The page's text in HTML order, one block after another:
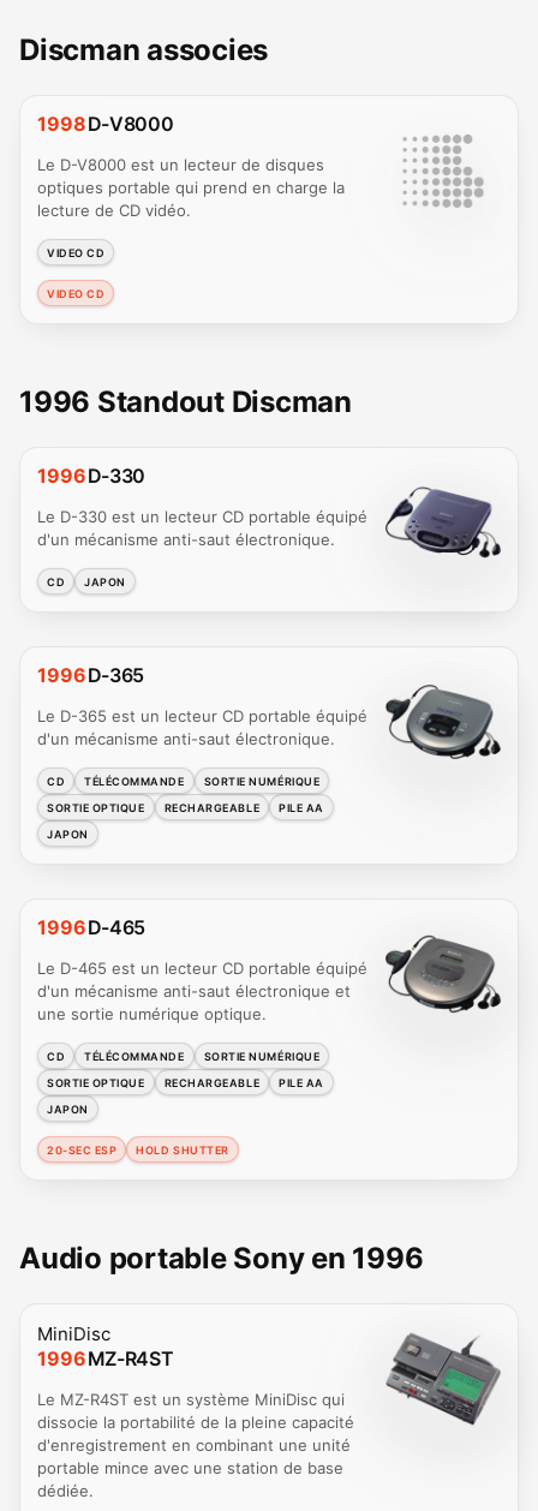
Discman associes
1998D-V8000
Le D-V8000 est un lecteur de disques
optiques portable qui prend en charge la
lecture de CD vidéo.
VIDEO CD
VIDEO CD
1996 Standout Discman
1996D-330
Le D-330 est un lecteur CD portable équipé
d'un mécanisme anti-saut électronique.
CD JAPON
1996D-365
Le D-365 est un lecteur CD portable équipé
d'un mécanisme anti-saut électronique.
CD TÉLÉCOMMANDE
SORTIE NUMÉRIQUE
SORTIE OPTIQUE
RECHARGEABLE
PILE AA
JAPON
1996D-465
Le D-465 est un lecteur CD portable équipé
d'un mécanisme anti-saut électronique et
une sortie numérique optique.
CD TÉLÉCOMMANDE
SORTIE NUMÉRIQUE
SORTIE OPTIQUE
RECHARGEABLE
PILE AA
JAPON
20-SEC ESP HOLD SHUTTER
Audio portable Sony en 1996
MiniDisc
1996MZ-R4ST
Le MZ-R4ST est un système MiniDisc qui
dissocie la portabilité de la pleine capacité
d'enregistrement en combinant une unité
portable mince avec une station de base
dédiée.